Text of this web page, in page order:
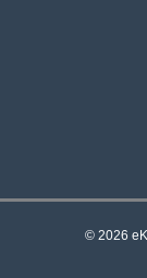
© 2026